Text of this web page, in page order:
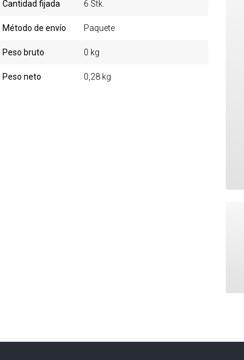
Cantidad fijada 6 Stk.
Método de envío Paquete
Peso bruto 0 kg
Peso neto 0,28 kg